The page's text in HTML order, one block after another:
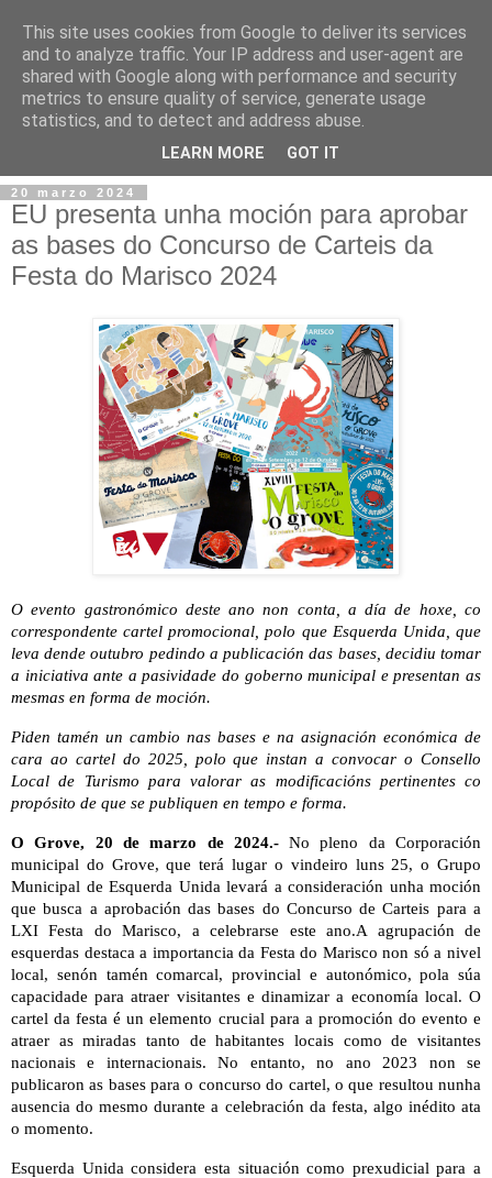
20 marzo 2024
EU presenta unha moción para aprobar
as bases do Concurso de Carteis da
Festa do Marisco 2024
O evento gastronómico deste ano non conta, a día de hoxe, co
correspondente cartel promocional, polo que Esquerda Unida, que
leva dende outubro pedindo a publicación das bases, decidiu tomar
a iniciativa ante a pasividade do goberno municipal e presentan as
mesmas en forma de moción.
Piden tamén un cambio nas bases e na asignación económica de
cara ao cartel do 2025, polo que instan a convocar o Consello
Local de Turismo para valorar as modificacións pertinentes co
propósito de que se publiquen en tempo e forma.
O Grove, 20 de marzo de 2024.-No pleno da Corporación
municipal do Grove, que terá lugar o vindeiro luns 25, o Grupo
Municipal de Esquerda Unida levará a consideración unha moción
que busca a aprobación das bases do Concurso de Carteis para a
LXI Festa do Marisco, a celebrarse este ano.A agrupación de
esquerdas destaca a importancia da Festa do Marisco non só a nivel
local, senón tamén comarcal, provincial e autonómico, pola súa
capacidade para atraer visitantes e dinamizar a economía local. O
cartel da festa é un elemento crucial para a promoción do evento e
atraer as miradas tanto de habitantes locais como de visitantes
nacionais e internacionais. No entanto, no ano 2023 non se
publicaron as bases para o concurso do cartel, o que resultou nunha
ausencia do mesmo durante a celebración da festa, algo inédito ata
o momento.
Esquerda Unida considera esta situación como prexudicial para a
This site uses cookies from Google to deliver its services
and to analyze traffic. Your IP address and user-agent are
shared with Google along with performance and security
metrics to ensure quality of service, generate usage
statistics, and to detect and address abuse.
LEARN MORE GOT IT